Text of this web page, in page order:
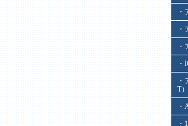
・
・
T）
・